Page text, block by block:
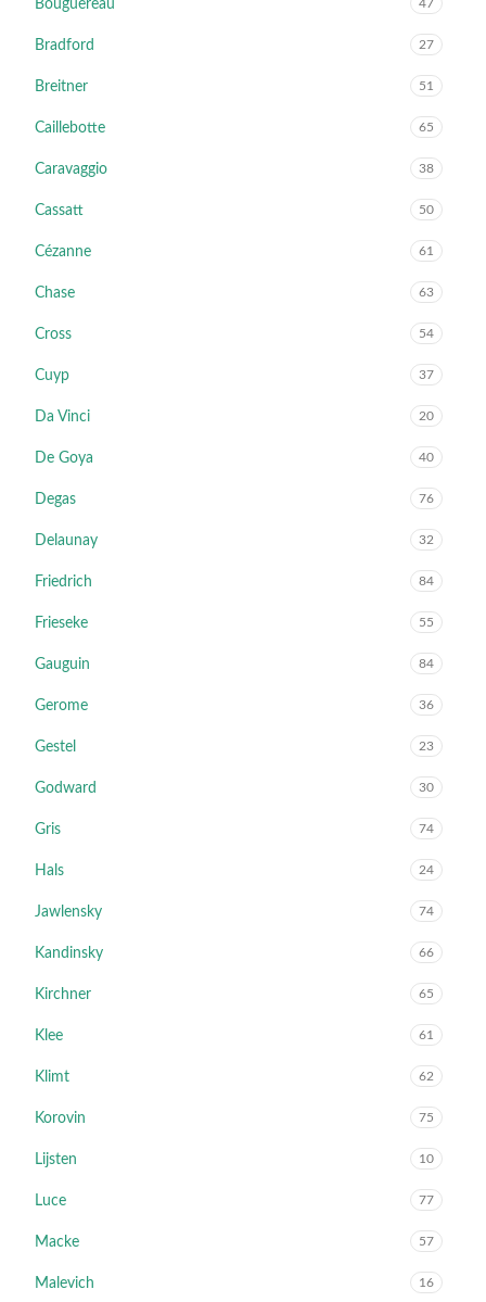
Bouguereau 47
Bradford 27
Breitner 51
Caillebotte 65
Caravaggio 38
Cassatt 50
Cézanne 61
Chase 63
Cross 54
Cuyp 37
Da Vinci 20
De Goya 40
Degas 76
Delaunay 32
Friedrich 84
Frieseke 55
Gauguin 84
Gerome 36
Gestel 23
Godward 30
Gris 74
Hals 24
Jawlensky 74
Kandinsky 66
Kirchner 65
Klee 61
Klimt 62
Korovin 75
Lijsten 10
Luce 77
Macke 57
Malevich 16